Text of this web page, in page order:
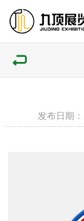
发布日期